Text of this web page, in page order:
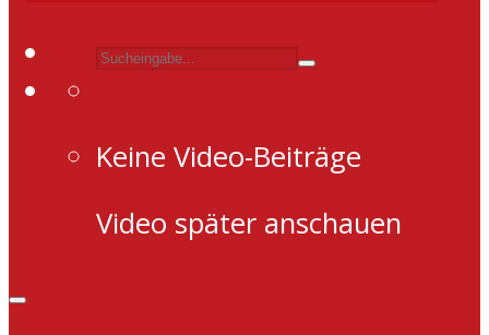
Keine Video-Beiträge
Video später anschauen